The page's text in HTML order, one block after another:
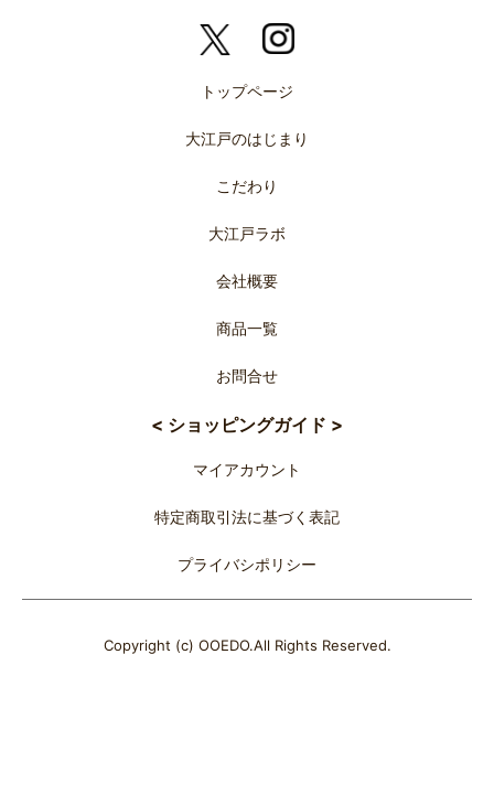
トップページ
大江戸のはじまり
こだわり
大江戸ラボ
会社概要
商品一覧
お問合せ
< ショッピングガイド >
マイアカウント
特定商取引法に基づく表記
プライバシポリシー
Copyright (c) OOEDO.All Rights Reserved.